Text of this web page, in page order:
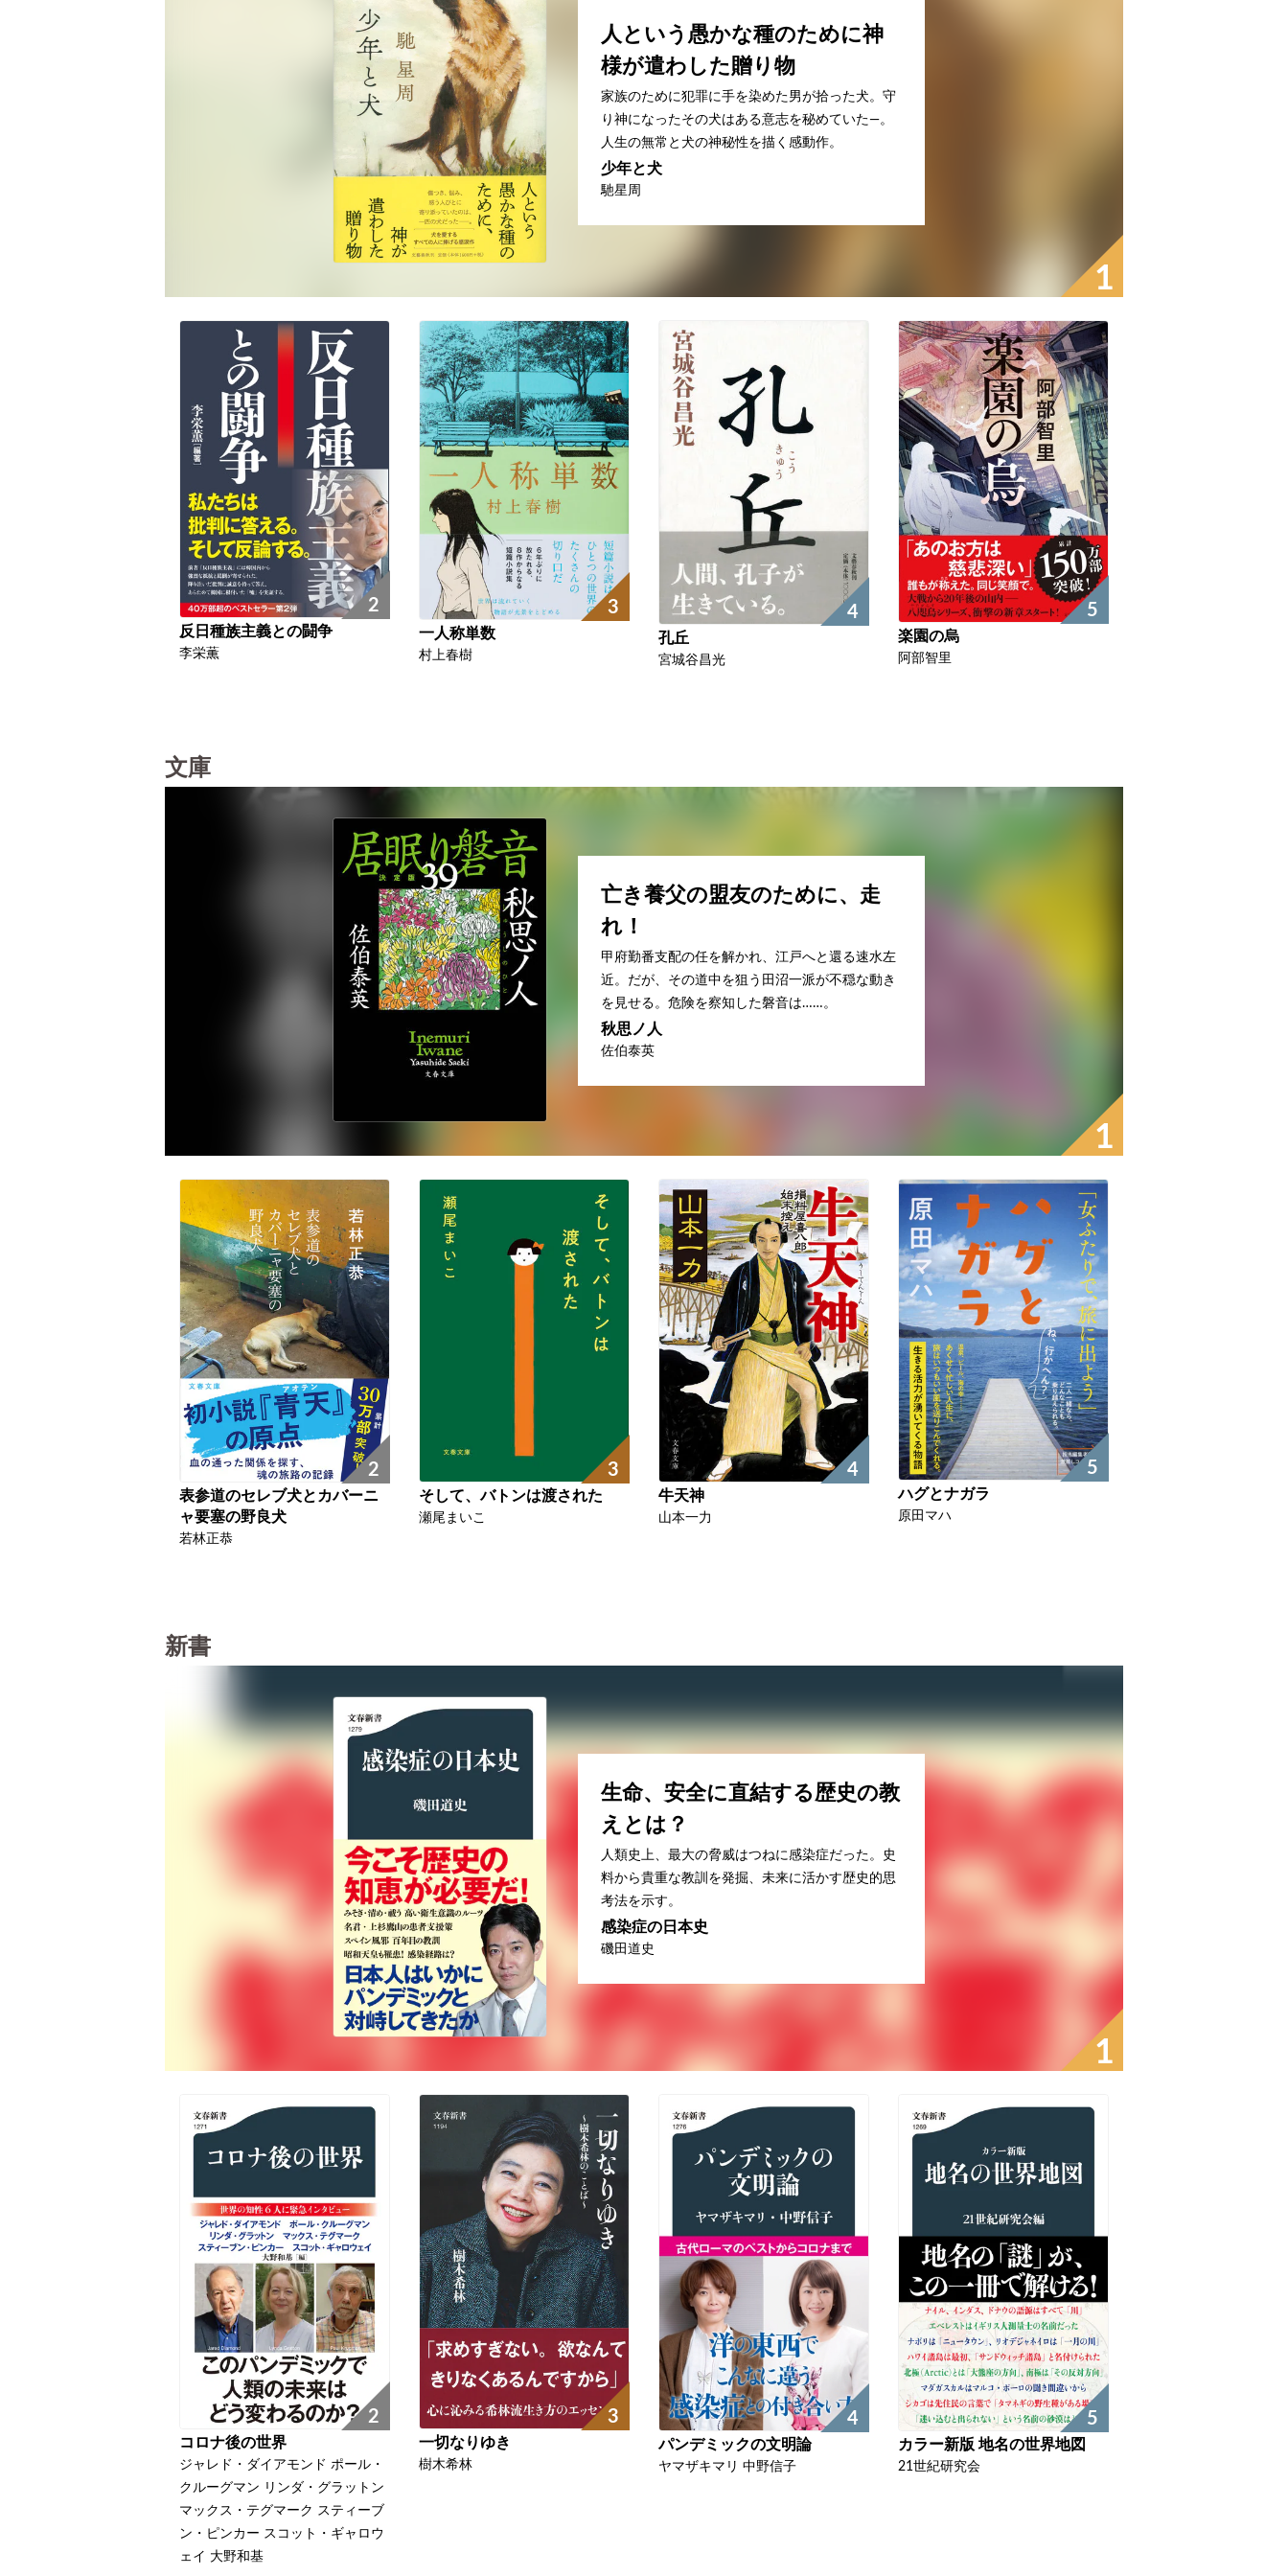
1
人という愚かな種のために神
様が遣わした贈り物
家族のために犯罪に手を染めた男が拾った犬。守
り神になったその犬はある意志を秘めていた―。
人生の無常と犬の神秘性を描く感動作。
少年と犬
馳星周
2
反日種族主義との闘争
李栄薫
3
一人称単数
村上春樹
4
孔丘
宮城谷昌光
5
楽園の烏
阿部智里
文庫
1
亡き養父の盟友のために、走
れ！
甲府勤番支配の任を解かれ、江戸へと還る速水左
近。だが、その道中を狙う田沼一派が不穏な動き
を見せる。危険を察知した磐音は……。
秋思ノ人
佐伯泰英
2
表参道のセレブ犬とカバーニ
ャ要塞の野良犬
若林正恭
3
そして、バトンは渡された
瀬尾まいこ
4
牛天神
山本一力
5
ハグとナガラ
原田マハ
新書
1
生命、安全に直結する歴史の教
えとは？
人類史上、最大の脅威はつねに感染症だった。史
料から貴重な教訓を発掘、未来に活かす歴史的思
考法を示す。
感染症の日本史
磯田道史
2
コロナ後の世界
ジャレド・ダイアモンド ポール・
クルーグマン リンダ・グラットン
マックス・テグマーク スティーブ
ン・ピンカー スコット・ギャロウ
ェイ 大野和基
3
一切なりゆき
樹木希林
4
パンデミックの文明論
ヤマザキマリ 中野信子
5
カラー新版 地名の世界地図
21世紀研究会